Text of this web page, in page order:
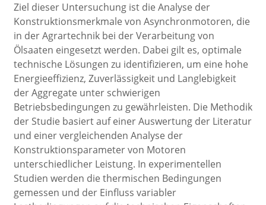
Ziel dieser Untersuchung ist die Analyse der
Konstruktionsmerkmale von Asynchronmotoren, die
in der Agrartechnik bei der Verarbeitung von
Ölsaaten eingesetzt werden. Dabei gilt es, optimale
technische Lösungen zu identifizieren, um eine hohe
Energieeffizienz, Zuverlässigkeit und Langlebigkeit
der Aggregate unter schwierigen
Betriebsbedingungen zu gewährleisten. Die Methodik
der Studie basiert auf einer Auswertung der Literatur
und einer vergleichenden Analyse der
Konstruktionsparameter von Motoren
unterschiedlicher Leistung. In experimentellen
Studien werden die thermischen Bedingungen
gemessen und der Einfluss variabler